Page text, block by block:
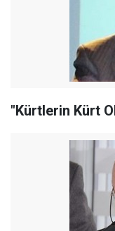
"Kürtlerin Kürt